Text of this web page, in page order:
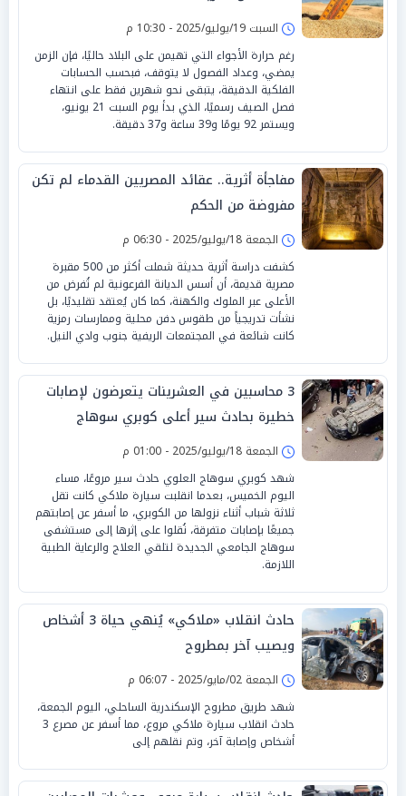
السبت 19/يوليو/2025 - 10:30 م
رغم حرارة الأجواء التي تهيمن على البلاد حاليًا، فإن الزمن
يمضي، وعداد الفصول لا يتوقف، فبحسب الحسابات
الفلكية الدقيقة، يتبقى نحو شهرين فقط على انتهاء
فصل الصيف رسميًا، الذي بدأ يوم السبت 21 يونيو،
ويستمر 92 يومًا و39 ساعة و37 دقيقة.
مفاجأة أثرية.. عقائد المصريين القدماء لم تكن
مفروضة من الحكم
الجمعة 18/يوليو/2025 - 06:30 م
كشفت دراسة أثرية حديثة شملت أكثر من 500 مقبرة
مصرية قديمة، أن أسس الديانة الفرعونية لم تُفرض من
الأعلى عبر الملوك والكهنة، كما كان يُعتقد تقليديًا، بل
نشأت تدريجياً من طقوس دفن محلية وممارسات رمزية
كانت شائعة في المجتمعات الريفية جنوب وادي النيل.
3 محاسبين في العشرينات يتعرضون لإصابات
خطيرة بحادث سير أعلى كوبري سوهاج
الجمعة 18/يوليو/2025 - 01:00 م
شهد كوبري سوهاج العلوي حادث سير مروعًا، مساء
اليوم الخميس، بعدما انقلبت سيارة ملاكي كانت تقل
ثلاثة شباب أثناء نزولها من الكوبري، ما أسفر عن إصابتهم
جميعًا بإصابات متفرقة، نُقلوا على إثرها إلى مستشفى
سوهاج الجامعي الجديدة لتلقي العلاج والرعاية الطبية
اللازمة.
حادث انقلاب «ملاكي» يُنهي حياة 3 أشخاص
ويصيب آخر بمطروح
الجمعة 02/مايو/2025 - 06:07 م
شهد طريق مطروح الإسكندرية الساحلي، اليوم الجمعة،
حادث انقلاب سيارة ملاكي مروع، مما أسفر عن مصرع 3
أشخاص وإصابة آخر، وتم نقلهم إلى